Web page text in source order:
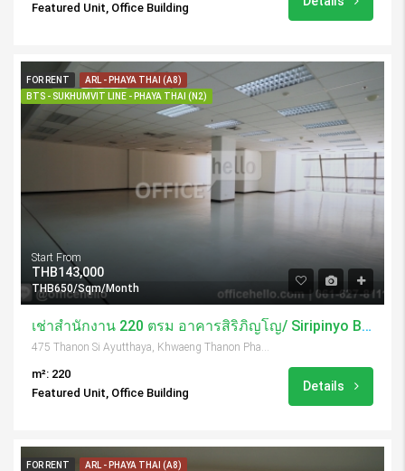
Featured Unit, Office Building
FOR RENT
ARL - PHAYA THAI (A8)
BTS - SUKHUMVIT LINE - PHAYA THAI (N2)
Start From
THB143,000
THB650/Sqm/Month
เช่าสำนักงาน 220 ตรม อาคารสิริภิญโญ/ Siripinyo Building
475 Thanon Si Ayutthaya, Khwaeng Thanon Phaya Thai, Khet Ratchathewi, Krung Thep Maha Nakhon 10400, Thailand
m²: 220
Featured Unit, Office Building
Details
FOR RENT
ARL - PHAYA THAI (A8)